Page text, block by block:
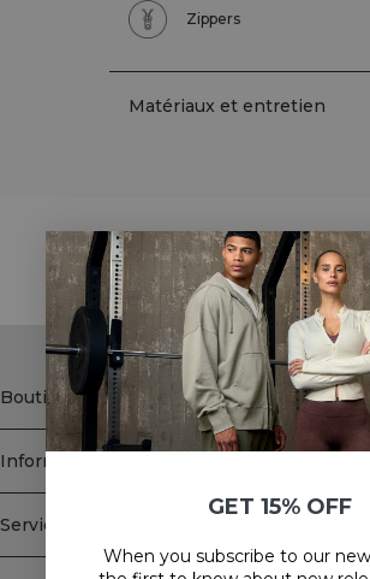
Zippers
Matériaux et entretien
STYLE WITH
Boutique
Information
Service client
Newsletter
GET 15% OFF
When you subscribe to our